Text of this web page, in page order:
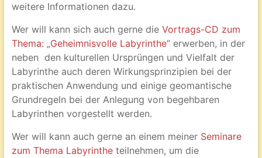
weitere Informationen dazu.
Wer will kann sich auch gerne die Vortrags-CD zum
Thema: „Geheimnisvolle Labyrinthe“erwerben, in der
neben den kulturellen Ursprüngen und Vielfalt der
Labyrinthe auch deren Wirkungsprinzipien bei der
praktischen Anwendung und einige geomantische
Grundregeln bei der Anlegung von begehbaren
Labyrinthen vorgestellt werden.
Wer will kann auch gerne an einem meinerSeminare
zum Thema Labyrintheteilnehmen, um die